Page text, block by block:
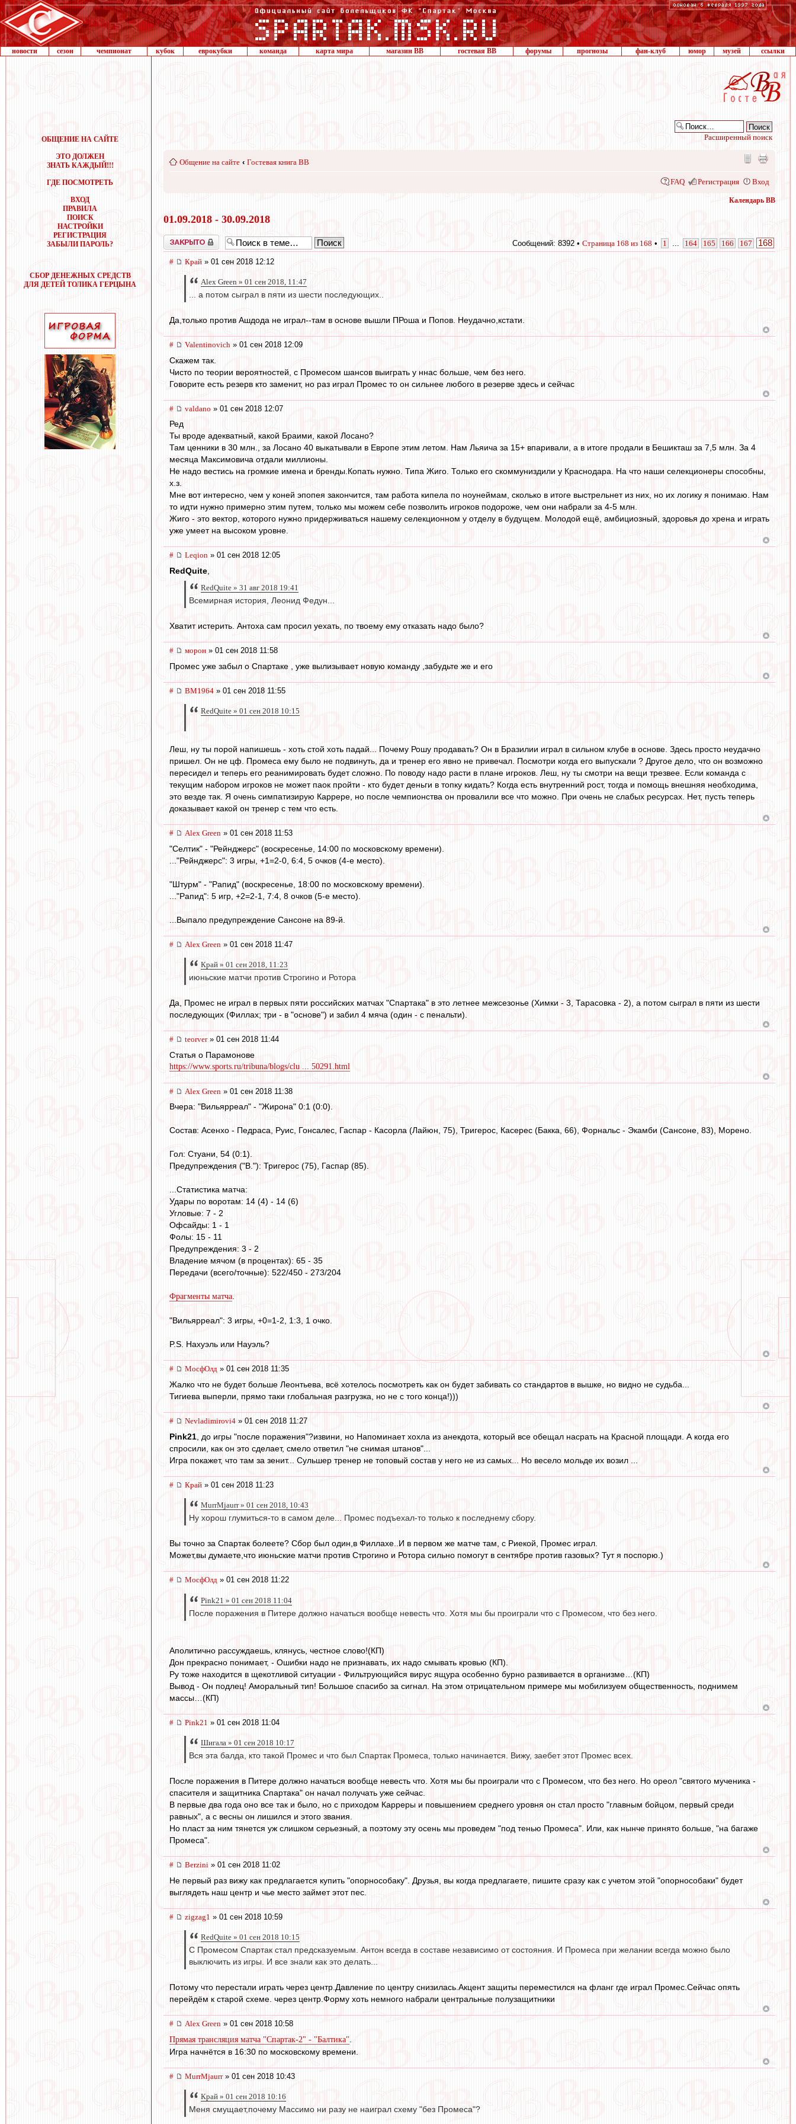
новости сезон чемпионат кубок еврокубки команда карта мира магазин ВВ гостевая ВВ форумы прогнозы фан-клуб юмор музей ссылки
ОБЩЕНИЕ НА САЙТЕ
ЭТО ДОЛЖЕН
ЗНАТЬ КАЖДЫЙ!!!
ГДЕ ПОСМОТРЕТЬ
ВХОД
ПРАВИЛА
ПОИСК
НАСТРОЙКИ
РЕГИСТРАЦИЯ
ЗАБЫЛИ ПАРОЛЬ?
СБОР ДЕНЕЖНЫХ СРЕДСТВ
ДЛЯ ДЕТЕЙ ТОЛИКА ГЕРЦЫНА
Расширенный поиск
Общение на сайте ‹ Гостевая книга ВВ
FAQ Регистрация Вход
Календарь ВВ
01.09.2018 - 30.09.2018
Закрыто Сообщений: 8392 • Страница 168 из 168 • 1 164 165 166 167 168
# Край » 01 сен 2018 12:12
Alex Green » 01 сен 2018, 11:47
... а потом сыграл в пяти из шести последующих..
Да,только против Ашдода не играл--там в основе вышли ПРоша и Попов. Неудачно,кстати.
# Valentinovich » 01 сен 2018 12:09
Скажем так.
Чисто по теории вероятностей, с Промесом шансов выиграть у ннас больше, чем без него.
Говорите есть резерв кто заменит, но раз играл Промес то он сильнее любого в резерве здесь и сейчас
# valdano » 01 сен 2018 12:07
Ред
Ты вроде адекватный, какой Браими, какой Лосано?
Там ценники в 30 млн., за Лосано 40 выкатывали в Европе этим летом. Нам Льяича за 15+ впаривали, а в итоге продали в Бешикташ за 7,5 млн. За 4
месяца Максимовича отдали миллионы.
Не надо вестись на громкие имена и бренды.Копать нужно. Типа Жиго. Только его скоммуниздили у Краснодара. На что наши селекционеры способны,
х.з.
Мне вот интересно, чем у коней эпопея закончится, там работа кипела по ноунеймам, сколько в итоге выстрельнет из них, но их логику я понимаю. Нам
то идти нужно примерно этим путем, только мы можем себе позволить игроков подороже, чем они набрали за 4-5 млн.
Жиго - это вектор, которого нужно придерживаться нашему селекционном у отделу в будущем. Молодой ещё, амбициозный, здоровья до хрена и играть
уже умеет на высоком уровне.
# Leqion » 01 сен 2018 12:05
RedQuite
RedQuite » 31 авг 2018 19:41
Всемирная история, Леонид Федун...
Хватит истерить. Антоха сам просил уехать, по твоему ему отказать надо было?
# морон » 01 сен 2018 11:58
Промес уже забыл о Спартаке , уже вылизывает новую команду ,забудьте же и его
# BM1964 » 01 сен 2018 11:55
RedQuite » 01 сен 2018 10:15
Леш, ну ты порой напишешь - хоть стой хоть падай... Почему Рошу продавать? Он в Бразилии играл в сильном клубе в основе. Здесь просто неудачно
пришел. Он не цф. Промеса ему было не подвинуть, да и тренер его явно не привечал. Посмотри когда его выпускали ? Другое дело, что он возможно
пересидел и теперь его реанимировать будет сложно. По поводу надо расти в плане игроков. Леш, ну ты смотри на вещи трезвее. Если команда с
текущим набором игроков не может паок пройти - кто будет деньги в топку кидать? Когда есть внутренний рост, тогда и помощь внешняя необходима,
это везде так. Я очень симпатизирую Каррере, но после чемпионства он провалили все что можно. При очень не слабых ресурсах. Нет, пусть теперь
доказывает какой он тренер с тем что есть.
# Alex Green » 01 сен 2018 11:53
"Селтик" - "Рейнджерс" (воскресенье, 14:00 по московскому времени).
..."Рейнджерс": 3 игры, +1=2-0, 6:4, 5 очков (4-е место).
"Штурм" - "Рапид" (воскресенье, 18:00 по московскому времени).
..."Рапид": 5 игр, +2=2-1, 7:4, 8 очков (5-е место).
...Выпало предупреждение Сансоне на 89-й.
# Alex Green » 01 сен 2018 11:47
Край » 01 сен 2018, 11:23
июньские матчи против Строгино и Ротора
Да, Промес не играл в первых пяти российских матчах "Спартака" в это летнее межсезонье (Химки - 3, Тарасовка - 2), а потом сыграл в пяти из шести
последующих (Филлах; три - в "основе") и забил 4 мяча (один - с пенальти).
# teorver» 01 сен 2018 11:44
Статья о Парамонове
https://www.sports.ru/tribuna/blogs/clu ... 50291.html
# Alex Green » 01 сен 2018 11:38
Вчера: "Вильярреал" - "Жирона" 0:1 (0:0).
Состав: Асенхо - Педраса, Руис, Гонсалес, Гаспар - Касорла (Лайюн, 75), Тригерос, Касерес (Бакка, 66), Форнальс - Экамби (Сансоне, 83), Морено.
Гол: Стуани, 54 (0:1).
Предупреждения ("В."): Тригерос (75), Гаспар (85).
...Статистика матча:
Удары по воротам: 14 (4) - 14 (6)
Угловые: 7 - 2
Офсайды: 1 - 1
Фолы: 15 - 11
Предупреждения: 3 - 2
Владение мячом (в процентах): 65 - 35
Передачи (всего/точные): 522/450 - 273/204
Фрагменты матча.
"Вильярреал": 3 игры, +0=1-2, 1:3, 1 очко.
P.S. Нахуэль или Науэль?
# МосфОлд » 01 сен 2018 11:35
Жалко что не будет больше Леонтьева, всё хотелось посмотреть как он будет забивать со стандартов в вышке, но видно не судьба...
Тигиева выперли, прямо таки глобальная разгрузка, но не с того конца!)))
# Nevladimirovi4 » 01 сен 2018 11:27
Pink21 , до игры "после поражения"?извини, но Напоминает хохла из анекдота, который все обещал насрать на Красной площади. А когда его
спросили, как он это сделает, смело ответил "не снимая штанов"...
Игра покажет, что там за зенит... Сульшер тренер не топовый состав у него не из самых... Но весело мольде их возил ...
# Край » 01 сен 2018 11:23
MurrMjaurr » 01 сен 2018, 10:43
Ну хорош глумиться-то в самом деле... Промес подъехал-то только к последнему сбору.
Вы точно за Спартак болеете? Сбор был один,в Филлахе..И в первом же матче там, с Риекой, Промес играл.
Может,вы думаете,что июньские матчи против Строгино и Ротора сильно помогут в сентябре против газовых? Тут я поспорю.)
# МосфОлд » 01 сен 2018 11:22
Pink21 » 01 сен 2018 11:04
После поражения в Питере должно начаться вообще невесть что. Хотя мы бы проиграли что с Промесом, что без него.
Аполитично рассуждаешь, клянусь, честное слово!(КП)
Дон прекрасно понимает, - Ошибки надо не признавать, их надо смывать кровью (КП).
Ру тоже находится в щекотливой ситуации - Фильтрующийся вирус ящура особенно бурно развивается в организме…(КП)
Вывод - Он подлец! Аморальный тип! Большое спасибо за сигнал. На этом отрицательном примере мы мобилизуем общественность, поднимем
массы…(КП)
# Pink21 » 01 сен 2018 11:04
Шигала » 01 сен 2018 10:17
Вся эта балда, кто такой Промес и что был Спартак Промеса, только начинается. Вижу, заебет этот Промес всех.
После поражения в Питере должно начаться вообще невесть что. Хотя мы бы проиграли что с Промесом, что без него. Но ореол "святого мученика -
спасителя и защитника Спартака" он начал получать уже сейчас.
В первые два года оно все так и было, но с приходом Карреры и повышением среднего уровня он стал просто "главным бойцом, первый среди
равных", а с весны он лишился и этого звания.
Но пласт за ним тянется уж слишком серьезный, а поэтому эту осень мы проведем "под тенью Промеса". Или, как нынче принято больше, "на багаже
Промеса".
# Berzini » 01 сен 2018 11:02
Не первый раз вижу как предлагается купить "опорнособаку". Друзья, вы когда предлагаете, пишите сразу как с учетом этой "опорнособаки" будет
выглядеть наш центр и чье место займет этот пес.
# zigzag1 » 01 сен 2018 10:59
RedQuite » 01 сен 2018 10:15
С Промесом Спартак стал предсказуемым. Антон всегда в составе независимо от состояния. И Промеса при желании всегда можно было
выключить из игры. И все знали как это делать...
Потому что перестали играть через центр.Давление по центру снизилась.Акцент защиты переместился на фланг где играл Промес.Сейчас опять
перейдём к старой схеме. через центр.Форму хоть немного набрали центральные полузащитники
# Alex Green » 01 сен 2018 10:58
Прямая трансляция матча "Спартак-2" - "Балтика"
Игра начнётся в 16:30 по московскому времени.
# MurrMjaurr» 01 сен 2018 10:43
Край » 01 сен 2018 10:16
Меня смущает,почему Массимо ни разу не наиграл схему "без Промеса"?